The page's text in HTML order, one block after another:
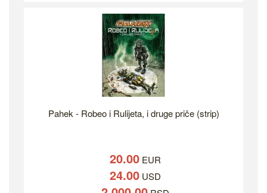
Pahek - Robeo i Rulijeta, i druge priče (strip)
20.00EUR
24.00USD